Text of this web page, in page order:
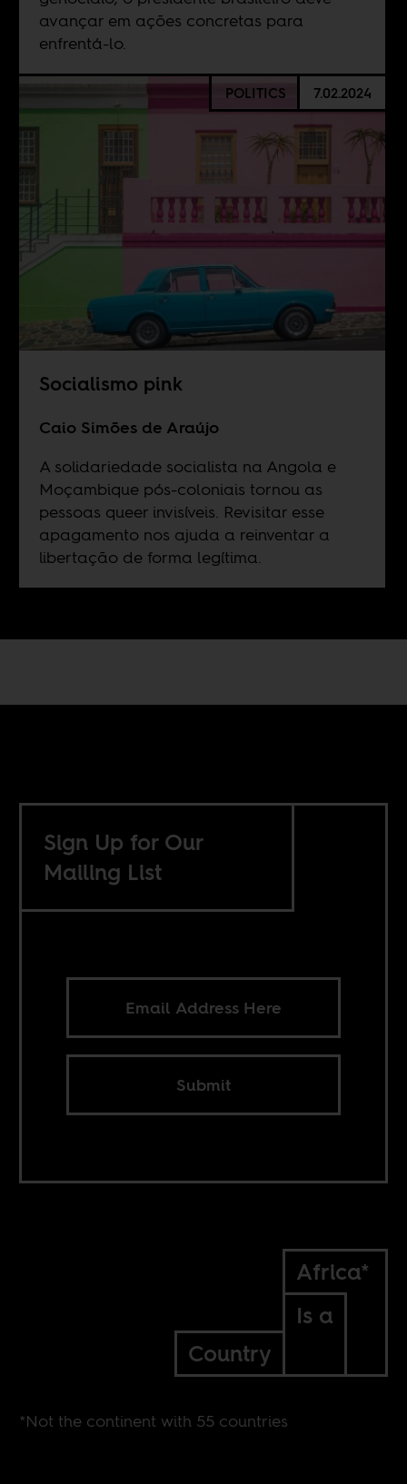
avançar em ações concretas para
enfrentá-lo.
POLITICS 7.02.2024
Socialismo pink
Caio Simões de Araújo
A solidariedade socialista na Angola e
Moçambique pós-coloniais tornou as
pessoas queer invisíveis. Revisitar esse
apagamento nos ajuda a reinventar a
libertação de forma legítima.
Sign Up for Our
Mailing List
Submit
Africa*
Is a
Country
*Not the continent with 55 countries